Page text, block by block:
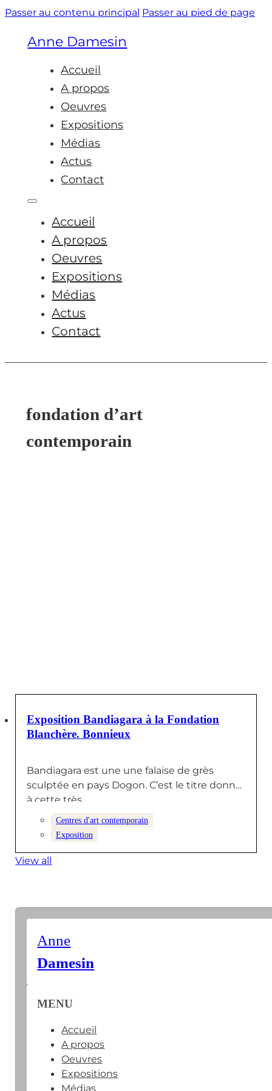
Passer au contenu principal Passer au pied de page
Anne Damesin
Accueil
A propos
Oeuvres
Expositions
Médias
Actus
Contact
Accueil
A propos
Oeuvres
Expositions
Médias
Actus
Contact
fondation d’art
contemporain
30 SEPTEMBRE 2024
Exposition Bandiagara à la Fondation
Blanchère. Bonnieux
Bandiagara est une une falaise de grès
sculptée en pays Dogon. C’est le titre donné
à cette très…
Centres d'art contemporain
Exposition
View all
Anne
Damesin
MENU
Accueil
A propos
Oeuvres
Expositions
Médias